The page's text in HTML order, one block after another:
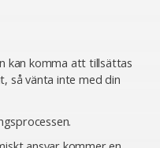
kan komma att tillsättas
så vänta inte med din